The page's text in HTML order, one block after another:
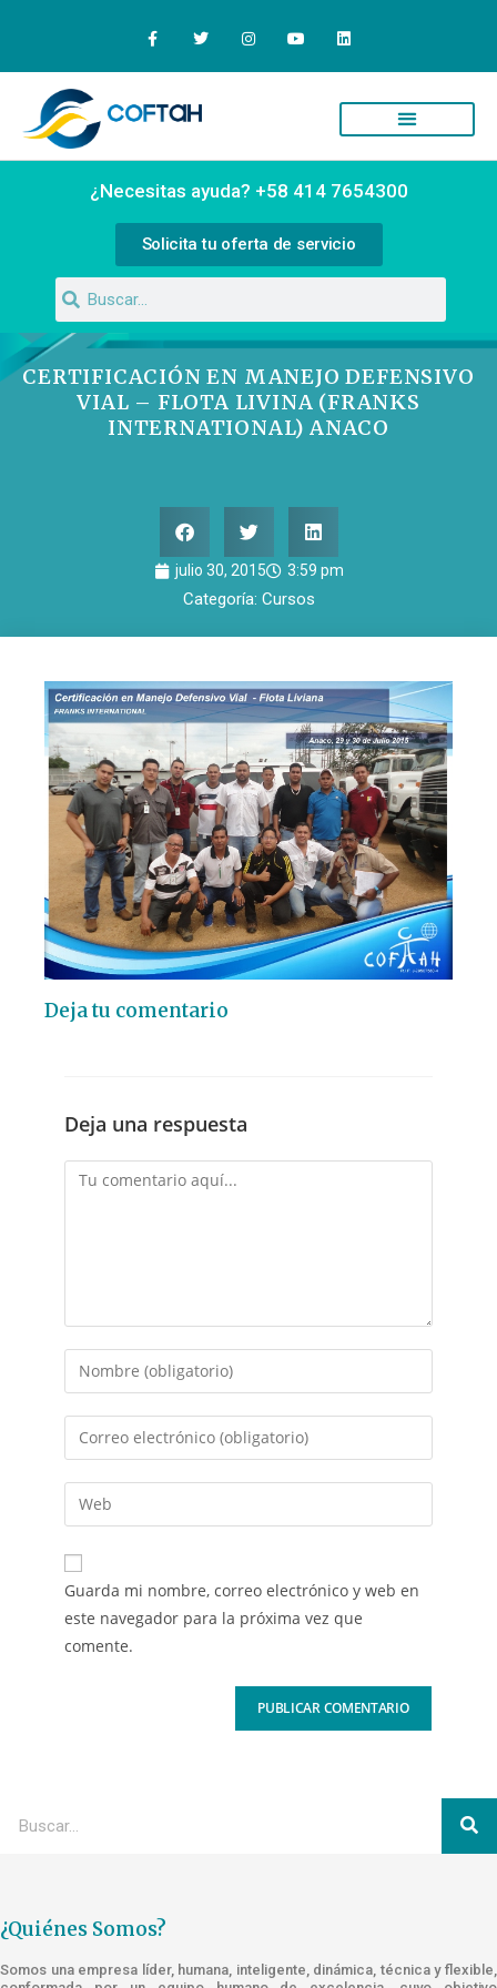
¿Necesitas ayuda? +58 414 7654300
Solicita tu oferta de servicio
CERTIFICACIÓN EN MANEJO DEFENSIVO
VIAL – FLOTA LIVINA (FRANKS
INTERNATIONAL) ANACO
julio 30, 2015 3:59 pm
Categoría: Cursos
Deja tu comentario
Deja una respuesta
Guarda mi nombre, correo electrónico y web en
este navegador para la próxima vez que
comente.
¿Quiénes Somos?
Somos una empresa líder, humana, inteligente, dinámica, técnica y flexible,